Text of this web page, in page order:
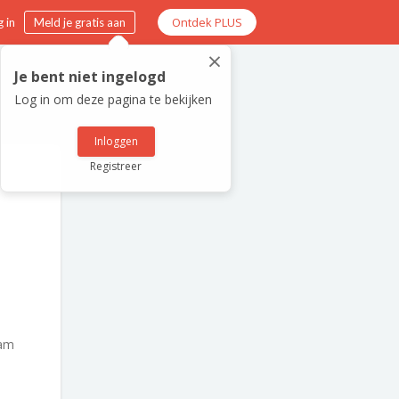
in Meld je gratis aan Ontdek PLUS
×
Je bent niet ingelogd
Log in om deze pagina te bekijken
Inloggen
Registreer